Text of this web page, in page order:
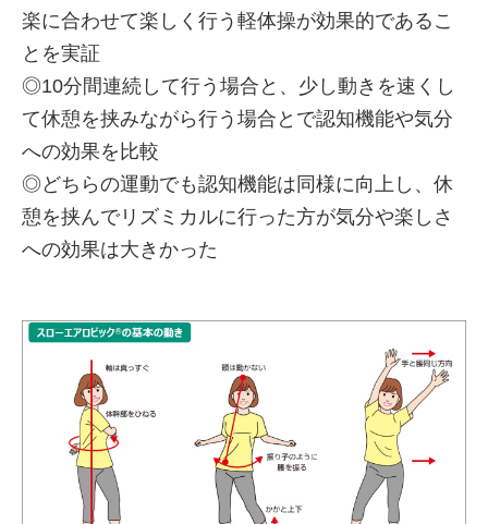
楽に合わせて楽しく行う軽体操が効果的であるこ
とを実証
◎10分間連続して行う場合と、少し動きを速くし
て休憩を挟みながら行う場合とで認知機能や気分
への効果を比較
◎どちらの運動でも認知機能は同様に向上し、休
憩を挟んでリズミカルに行った方が気分や楽しさ
への効果は大きかった